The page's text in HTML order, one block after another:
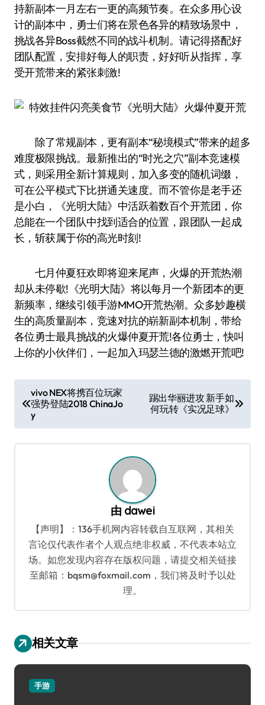
持新副本一月左右一更的高频节奏。在众多用心设
计的副本中，勇士们将在景色各异的精致场景中，
挑战各异Boss截然不同的战斗机制。请记得搭配好
团队配置，安排好每人的职责，好好听从指挥，享
受开荒带来的紧张刺激!
除了常规副本，更有副本“秘境模式”带来的超多
难度极限挑战。最新推出的“时光之穴”副本竞速模
式，则采用全新计算规则，加入多变的随机词缀，
可在公平模式下比拼通关速度。而不管你是老手还
是小白，《光明大陆》中活跃着数百个开荒团，你
总能在一个团队中找到适合的位置，跟团队一起成
长，斩获属于你的高光时刻!
七月仲夏狂欢即将迎来尾声，火爆的开荒热潮
却从未停歇!《光明大陆》将以每月一个新团本的更
新频率，继续引领手游MMO开荒热潮。众多妙趣横
生的高质量副本，竞速对抗的崭新副本机制，带给
各位勇士最具挑战的火爆仲夏开荒!各位勇士，快叫
上你的小伙伴们，一起加入玛瑟兰德的激燃开荒吧!
章
导
航
vivo NEX将携百位玩家
强势登陆2018 ChinaJo
y
踢出华丽进攻 新手如
何玩转《实况足球》
由 dawei
【声明】：136手机网内容转载自互联网，其相关
言论仅代表作者个人观点绝非权威，不代表本站立
场。如您发现内容存在版权问题，请提交相关链接
至邮箱：bqsm@foxmail.com，我们将及时予以处
理。
相关文章
手游